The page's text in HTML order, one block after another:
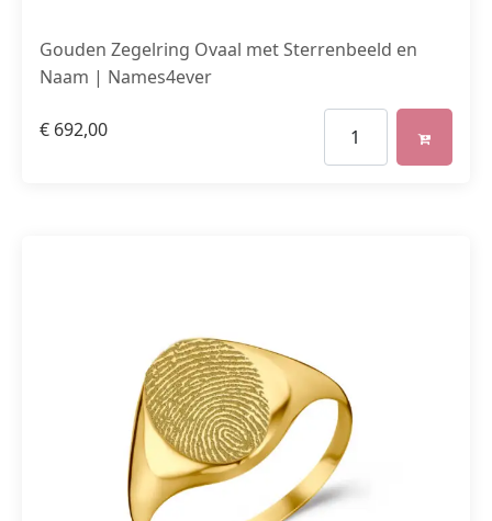
Gouden Zegelring Ovaal met Sterrenbeeld en
Naam | Names4ever
€ 692,00